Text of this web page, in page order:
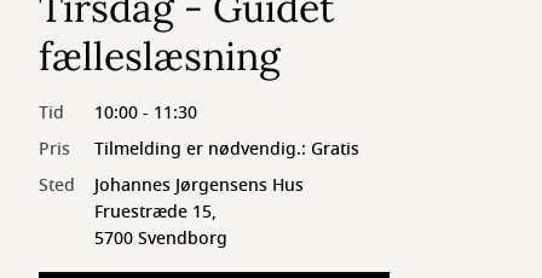
fælleslæsning
Tid
10:00 - 11:30
Pris
Tilmelding er nødvendig.: Gratis
Sted
Johannes Jørgensens Hus
Fruestræde 15,
5700 Svendborg